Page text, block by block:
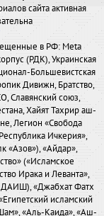
сайта активная
в РФ: Meta
(РДК), Украинская
Большевистская
Дивижн, Братство,
Славянский союз,
Хайят Тахрир аш-
Легион «Свобода
Ичкерия»,
«Азов»), «Айдар»,
(«Исламское
Ирака и Леванта»,
ДАИШ), «Джабхат Фатх
исламский
«Аль-Каида», «Аш-